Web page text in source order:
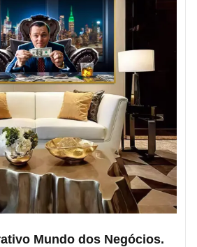
Mundo dos Negócios.